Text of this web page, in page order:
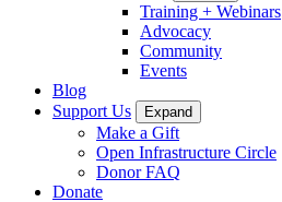
Training + Webinars
Advocacy
Community
Events
Blog
Support Us
Expand
Make a Gift
Open Infrastructure Circle
Donor FAQ
Donate